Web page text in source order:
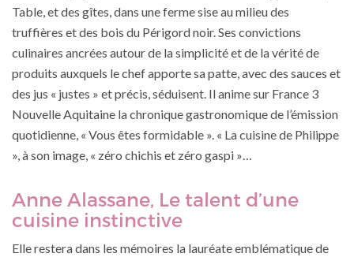
Table, et des gîtes, dans une ferme sise au milieu des
truffières et des bois du Périgord noir. Ses convictions
culinaires ancrées autour de la simplicité et de la vérité de
produits auxquels le chef apporte sa patte, avec des sauces et
des jus « justes » et précis, séduisent. Il anime sur France 3
Nouvelle Aquitaine la chronique gastronomique de l’émission
quotidienne, « Vous êtes formidable ». « La cuisine de Philippe
», à son image, « zéro chichis et zéro gaspi »…
Anne Alassane, Le talent d’une
cuisine instinctive
Elle restera dans les mémoires la lauréate emblématique de